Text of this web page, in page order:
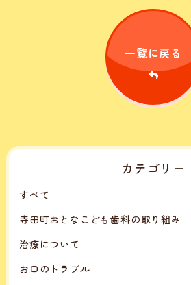
一覧に戻る
カテゴリー
すべて
寺田町おとなこども歯科の取り組み
治療について
お口のトラブル